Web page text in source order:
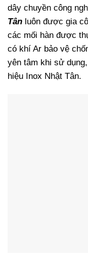
dây chuyền công
Tân luôn được gia
các mối hàn được
có khí Ar bảo vệ
yên tâm khi sử
hiệu Inox Nhật Tân.